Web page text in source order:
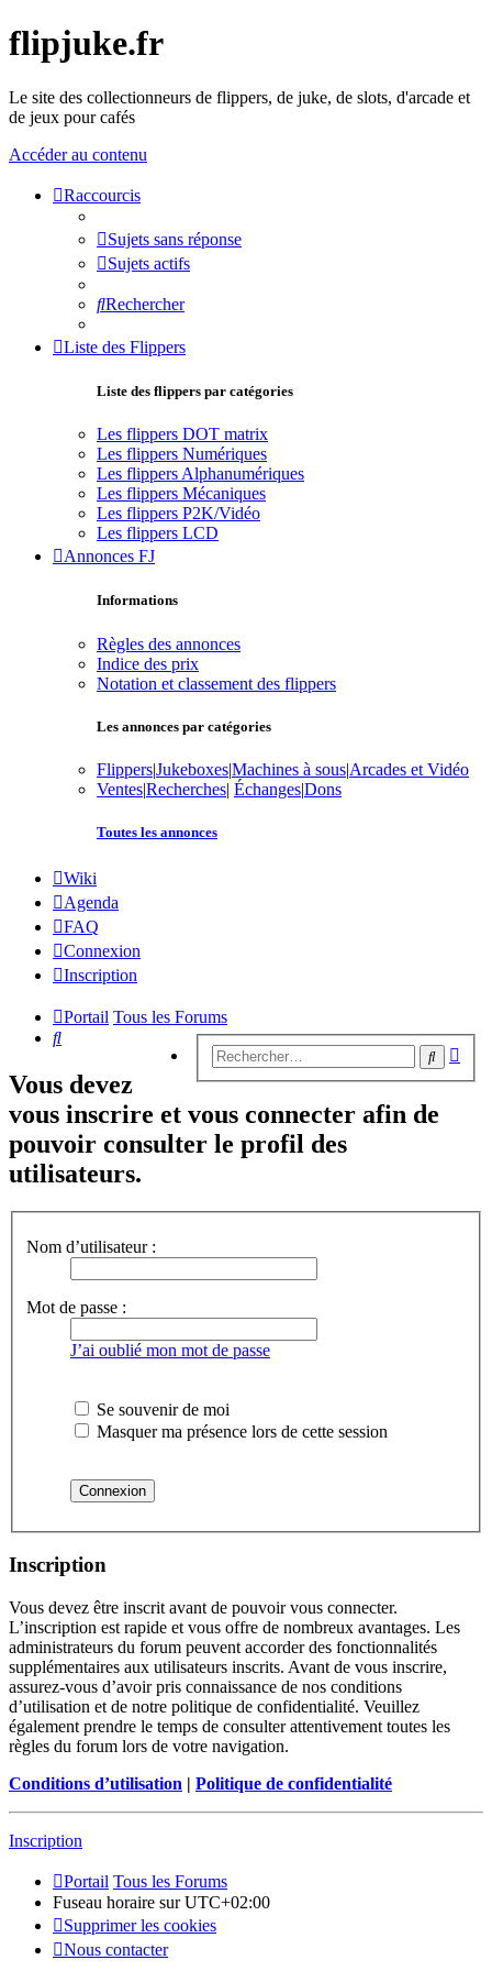
flipjuke.fr
Le site des collectionneurs de flippers, de juke, de slots, d'arcade et
de jeux pour cafés
Accéder au contenu
Raccourcis
Sujets sans réponse
Sujets actifs
Rechercher
Liste des Flippers
Liste des flippers par catégories
Les flippers DOT matrix
Les flippers Numériques
Les flippers Alphanumériques
Les flippers Mécaniques
Les flippers P2K/Vidéo
Les flippers LCD
Annonces FJ
Informations
Règles des annonces
Indice des prix
Notation et classement des flippers
Les annonces par catégories
Flippers|Jukeboxes|Machines à sous|Arcades et Vidéo
Ventes|Recherches| Échanges|Dons
Toutes les annonces
Wiki
Agenda
FAQ
Connexion
Inscription
Portail Tous les Forums
Rechercher
Vous devez
vous inscrire et vous connecter afin de
pouvoir consulter le profil des
utilisateurs.
Nom d’utilisateur :
Mot de passe :
J’ai oublié mon mot de passe
Se souvenir de moi
Masquer ma présence lors de cette session
Inscription
Vous devez être inscrit avant de pouvoir vous connecter.
L’inscription est rapide et vous offre de nombreux avantages. Les
administrateurs du forum peuvent accorder des fonctionnalités
supplémentaires aux utilisateurs inscrits. Avant de vous inscrire,
assurez-vous d’avoir pris connaissance de nos conditions
d’utilisation et de notre politique de confidentialité. Veuillez
également prendre le temps de consulter attentivement toutes les
règles du forum lors de votre navigation.
Conditions d’utilisation | Politique de confidentialité
Inscription
Portail Tous les Forums
Fuseau horaire surUTC+02:00
Supprimer les cookies
Nous contacter